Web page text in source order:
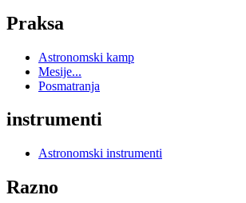
Praksa
Astronomski kamp
Mesije...
Posmatranja
instrumenti
Astronomski instrumenti
Razno